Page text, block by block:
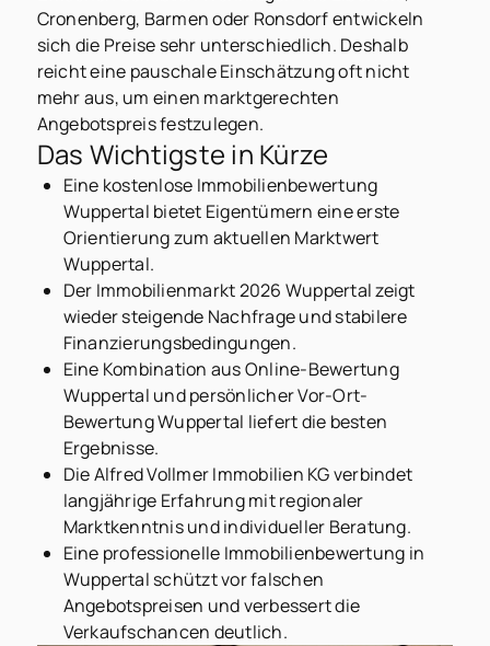
Cronenberg, Barmen oder Ronsdorf entwickeln
sich die Preise sehr unterschiedlich. Deshalb
reicht eine pauschale Einschätzung oft nicht
mehr aus, um einen marktgerechten
Angebotspreis festzulegen.
Das Wichtigste in Kürze
Eine kostenlose Immobilienbewertung
Wuppertal bietet Eigentümern eine erste
Orientierung zum aktuellen Marktwert
Wuppertal.
Der Immobilienmarkt 2026 Wuppertal zeigt
wieder steigende Nachfrage und stabilere
Finanzierungsbedingungen.
Eine Kombination aus Online-Bewertung
Wuppertal und persönlicher Vor-Ort-
Bewertung Wuppertal liefert die besten
Ergebnisse.
Die Alfred Vollmer Immobilien KG verbindet
langjährige Erfahrung mit regionaler
Marktkenntnis und individueller Beratung.
Eine professionelle Immobilienbewertung in
Wuppertal schützt vor falschen
Angebotspreisen und verbessert die
Verkaufschancen deutlich.